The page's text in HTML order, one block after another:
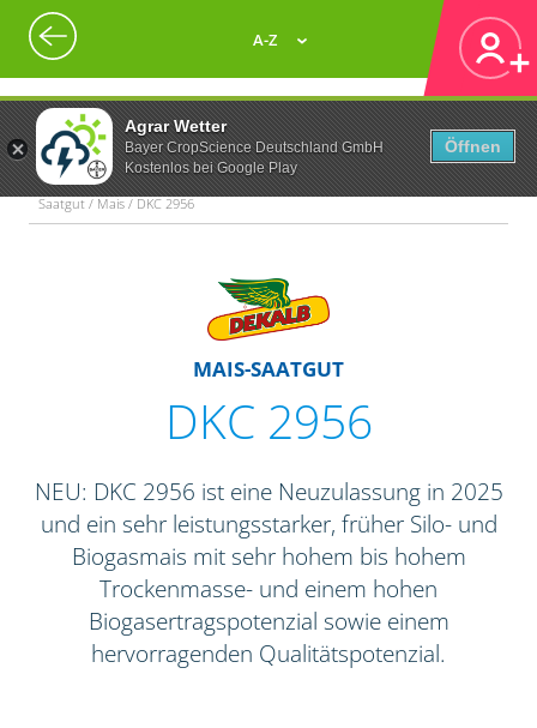
Agrar Wetter
Bayer CropScience Deutschland GmbH
Kostenlos bei Google Play
Öffnen
A-Z
Saatgut / Mais / DKC 2956
MAIS-SAATGUT
DKC 2956
NEU: DKC 2956 ist eine Neuzulassung in 2025
und ein sehr leistungsstarker, früher Silo- und
Biogasmais mit sehr hohem bis hohem
Trockenmasse- und einem hohen
Biogasertragspotenzial sowie einem
hervorragenden Qualitätspotenzial.